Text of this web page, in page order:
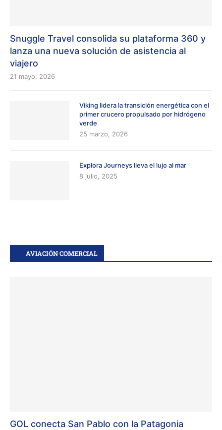
Snuggle Travel consolida su plataforma 360 y
lanza una nueva solución de asistencia al
viajero
21 mayo, 2026
Viking lidera la transición energética con el
primer crucero propulsado por hidrógeno
verde
25 marzo, 2026
Explora Journeys lleva el lujo al mar
8 julio, 2025
AVIACIÓN COMERCIAL
GOL conecta San Pablo con la Patagonia